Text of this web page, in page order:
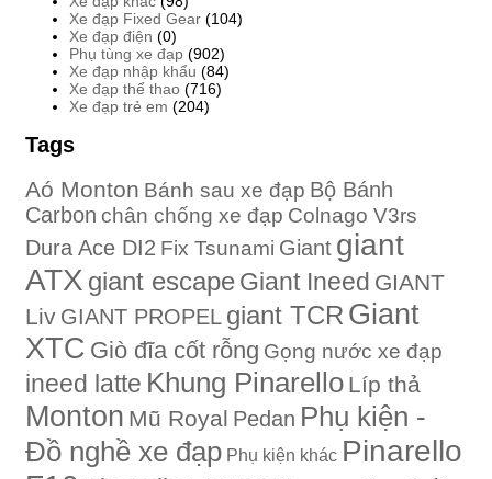
Xe đạp Fixed Gear (104)
Xe đạp điện (0)
Phụ tùng xe đạp (902)
Xe đạp nhập khẩu (84)
Xe đạp thể thao (716)
Xe đạp trẻ em (204)
Tags
Aó Monton Bánh sau xe đạp Bộ Bánh
Carbon chân chống xe đạp Colnago V3rs
Dura Ace DI2 Fix Tsunami Giant giant
ATX giant escapeGiant Ineed GIANT
Liv GIANT PROPEL giant TCR Giant
XTC Giò đĩa cốt rỗng Gọng nước xe đạp
ineed latte Khung Pinarello Líp thả
Monton Mũ Royal Pedan Phụ kiện -
Đồ nghề xe đạp Phụ kiện khác Pinarello